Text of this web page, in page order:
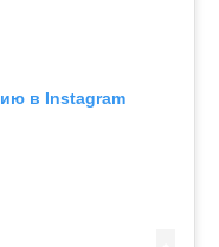
в Instagram